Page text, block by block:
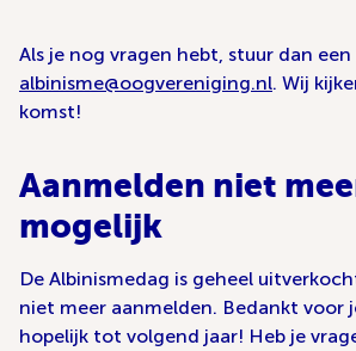
Als je nog vragen hebt, stuur dan
albinisme@oogvereniging.nl. Wij
komst!
Aanmelden niet
mogelijk
De Albinismedag is geheel
niet meer aanmelden. Bedankt voor
hopelijk tot volgend jaar! Heb je